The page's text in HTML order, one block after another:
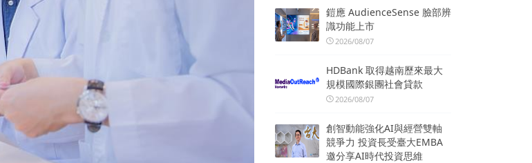
鎧應 AudienceSense 臉部辨
識功能上市
2026/08/07
HDBank 取得越南歷來最大
規模國際銀團社會貸款
2026/08/07
創智動能強化AI與經營雙軸
競爭力 投資長受臺大EMBA
邀分享AI時代投資思維